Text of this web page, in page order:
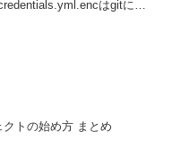
はgitに共
クトの始め方 まとめ